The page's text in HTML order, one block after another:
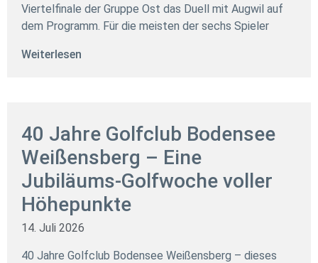
Viertelfinale der Gruppe Ost das Duell mit Augwil auf
dem Programm. Für die meisten der sechs Spieler
Weiterlesen
40 Jahre Golfclub Bodensee
Weißensberg – Eine
Jubiläums-Golfwoche voller
Höhepunkte
14. Juli 2026
40 Jahre Golfclub Bodensee Weißensberg – dieses